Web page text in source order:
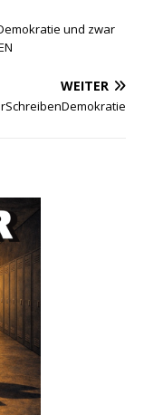
und zwar
WEITER